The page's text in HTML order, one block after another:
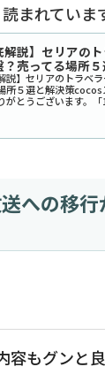
まれていま
解説】セリアの
？売ってる場所
説】セリアのトラベ
所５選と解決策
がとうございます。
」とSNSで爆発的な人
ノート風リフィルや
への移
容もグンと